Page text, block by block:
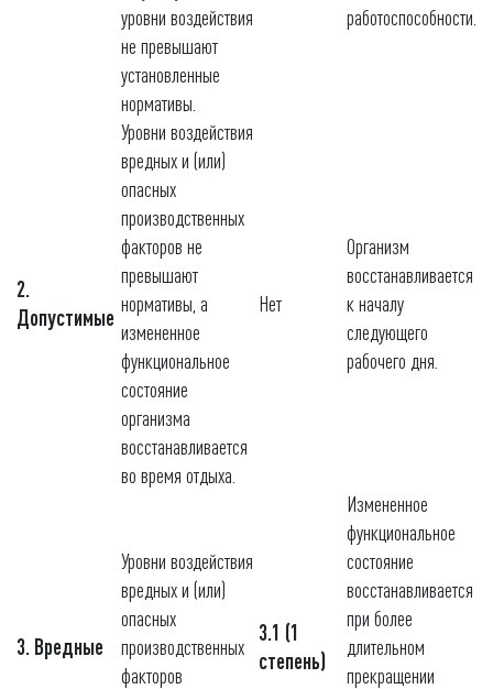
уровни воздействия
не превышают
установленные
нормативы.
работоспособности.
2.
Допустимые
Уровни воздействия
вредных и (или)
опасных
производственных
факторов не
превышают
нормативы, а
измененное
функциональное
состояние
организма
восстанавливается
во время отдыха.
Нет
Организм
восстанавливается
к началу
следующего
рабочего дня.
3. Вредные
Уровни воздействия
вредных и (или)
опасных
производственных
факторов
3.1 (1
степень)
Измененное
функциональное
состояние
восстанавливается
при более
длительном
прекращении